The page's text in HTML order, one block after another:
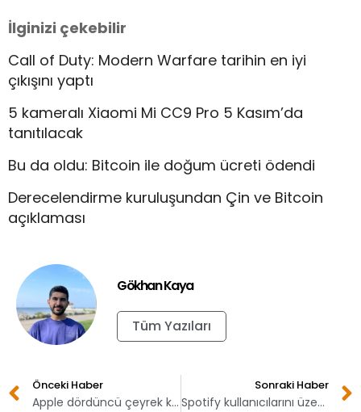
İlginizi çekebilir
Call of Duty: Modern Warfare tarihin en iyi
çıkışını yaptı
5 kameralı Xiaomi Mi CC9 Pro 5 Kasım’da
tanıtılacak
Bu da oldu: Bitcoin ile doğum ücreti ödendi
Derecelendirme kuruluşundan Çin ve Bitcoin
açıklaması
Gökhan Kaya
Tüm Yazıları
Önceki Haber
Apple dördüncü çeyrek kazancını açıkladı
Sonraki Haber
Spotify kullanıcılarını üzecek zam haberi